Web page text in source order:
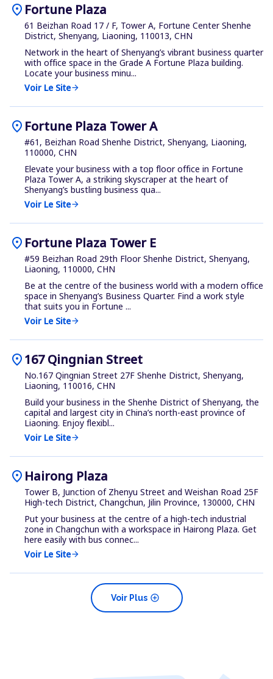
location_on Fortune Plaza
61 Beizhan Road 17 / F, Tower A, Fortune Center Shenhe
District, Shenyang, Liaoning, 110013, CHN
Network in the heart of Shenyang’s vibrant business quarter
with office space in the Grade A Fortune Plaza building.
Locate your business minu...
Voir Le Sitearrow_forward
location_on Fortune Plaza Tower A
#61, Beizhan Road Shenhe District, Shenyang, Liaoning,
110000, CHN
Elevate your business with a top floor office in Fortune
Plaza Tower A, a striking skyscraper at the heart of
Shenyang’s bustling business qua...
Voir Le Sitearrow_forward
location_on Fortune Plaza Tower E
#59 Beizhan Road 29th Floor Shenhe District, Shenyang,
Liaoning, 110000, CHN
Be at the centre of the business world with a modern office
space in Shenyang’s Business Quarter. Find a work style
that suits you in Fortune ...
Voir Le Sitearrow_forward
location_on167 Qingnian Street
No.167 Qingnian Street 27F Shenhe District, Shenyang,
Liaoning, 110016, CHN
Build your business in the Shenhe District of Shenyang, the
capital and largest city in China’s north-east province of
Liaoning. Enjoy flexibl...
Voir Le Sitearrow_forward
location_on Hairong Plaza
Tower B, Junction of Zhenyu Street and Weishan Road 25F
High-tech District, Changchun, Jilin Province, 130000, CHN
Put your business at the centre of a high-tech industrial
zone in Changchun with a workspace in Hairong Plaza. Get
here easily with bus connec...
Voir Le Sitearrow_forward
add_circle
Voir Plus